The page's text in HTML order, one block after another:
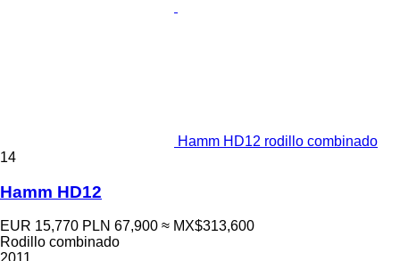
Hamm HD12 rodillo combinado
14
Hamm HD12
EUR 15,770 PLN 67,900 ≈ MX$313,600
Rodillo combinado